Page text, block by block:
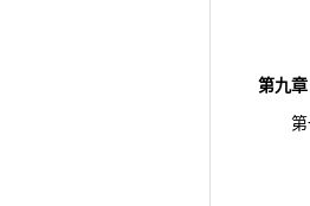
三
四、
第九
第一
一
二